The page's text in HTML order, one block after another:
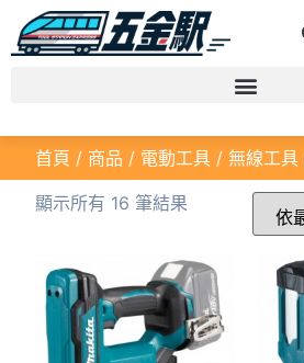
首頁 / 商品 / 電動工具 /無線工具
顯示所有 16 筆結果